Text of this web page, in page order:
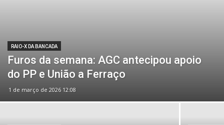
RAIO-X DA BANCADA
Furos da semana: AGC antecipou apoio
do PP e União a Ferraço
1 de março de 2026 12:08